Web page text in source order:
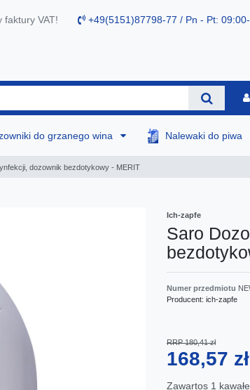
faktury VAT! +49(5151)87798-77 / Pn - Pt:
do grzanego wina Nalewaki do piwa
dozownik bezdotykowy - MERIT
Ich-zapfe
Saro
Numer przedmiotu
Producent: ich-zapfe
RRP 180,41 zł
168,57 zł
Zawartos 1